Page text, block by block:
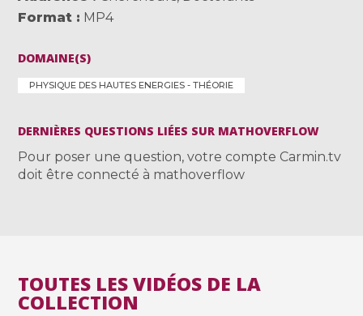
Format
MP4
DOMAINE(S)
PHYSIQUE DES HAUTES ENERGIES - THÉORIE
DERNIÈRES QUESTIONS LIÉES SUR MATHOVERFLOW
Pour poser une question, votre compte Carmin.tv
doit être connecté à mathoverflow
TOUTES LES VIDÉOS DE LA
COLLECTION